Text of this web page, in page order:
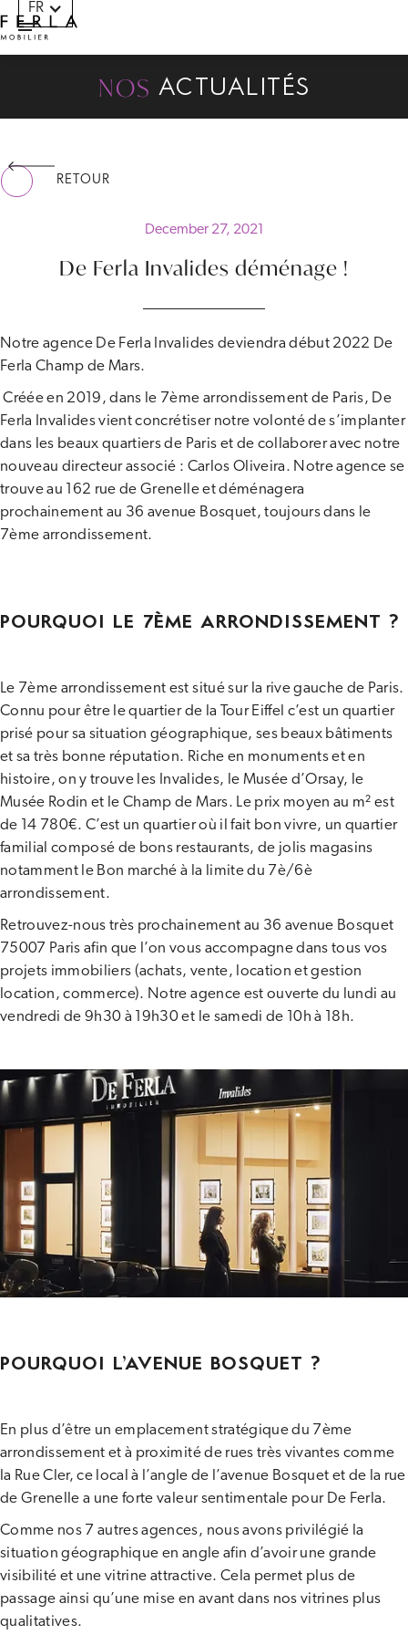
FR
NOS ACTUALITÉS
RETOUR
December 27, 2021
De Ferla Invalides déménage !
Notre agence De Ferla Invalides deviendra début 2022 De
Ferla Champ de Mars.
Créée en 2019, dans le 7ème arrondissement de Paris, De
Ferla Invalides vient concrétiser notre volonté de s’implanter
dans les beaux quartiers de Paris et de collaborer avec notre
nouveau directeur associé : Carlos Oliveira. Notre agence se
trouve au 162 rue de Grenelle et déménagera
prochainement au 36 avenue Bosquet, toujours dans le
7ème arrondissement.
POURQUOI LE 7ÈME ARRONDISSEMENT ?
Le 7ème arrondissement est situé sur la rive gauche de Paris.
Connu pour être le quartier de la Tour Eiffel c’est un quartier
prisé pour sa situation géographique, ses beaux bâtiments
et sa très bonne réputation. Riche en monuments et en
histoire, on y trouve les Invalides, le Musée d’Orsay, le
Musée Rodin et le Champ de Mars. Le prix moyen au m² est
de 14 780€. C’est un quartier où il fait bon vivre, un quartier
familial composé de bons restaurants, de jolis magasins
notamment le Bon marché à la limite du 7è/6è
arrondissement.
Retrouvez-nous très prochainement au 36 avenue Bosquet
75007 Paris afin que l’on vous accompagne dans tous vos
projets immobiliers (achats, vente, location et gestion
location, commerce). Notre agence est ouverte du lundi au
vendredi de 9h30 à 19h30 et le samedi de 10h à 18h.
POURQUOI L’AVENUE BOSQUET ?
En plus d’être un emplacement stratégique du 7ème
arrondissement et à proximité de rues très vivantes comme
la Rue Cler, ce local à l’angle de l’avenue Bosquet et de la rue
de Grenelle a une forte valeur sentimentale pour De Ferla.
Comme nos 7 autres agences, nous avons privilégié la
situation géographique en angle afin d’avoir une grande
visibilité et une vitrine attractive. Cela permet plus de
passage ainsi qu’une mise en avant dans nos vitrines plus
qualitatives.
Panneau de gestion des cookies